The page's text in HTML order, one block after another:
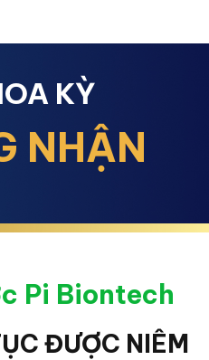
KỲ
NHẬN
Pi Biontech
ĐƯỢC NIÊM